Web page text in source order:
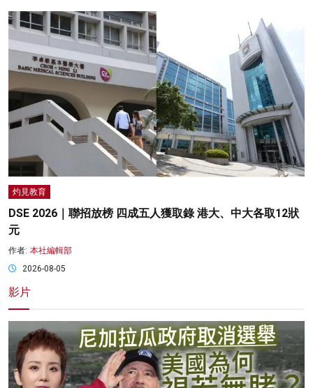
灼見教育
DSE 2026｜聯招放榜 四成五人獲取錄 港大、中大各取12狀
元
作者: 本社編輯部
2026-08-05
影片